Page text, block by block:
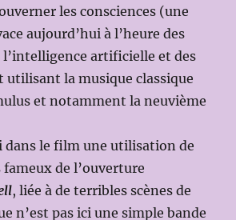
les consciences (une
aujourd’hui à l’heure des
l’intelligence artificielle et des
utilisant la musique classique
et notamment la neuvième
dans le film une utilisation de
de l’ouverture
, liée à de terribles scènes de
n’est pas ici une simple bande